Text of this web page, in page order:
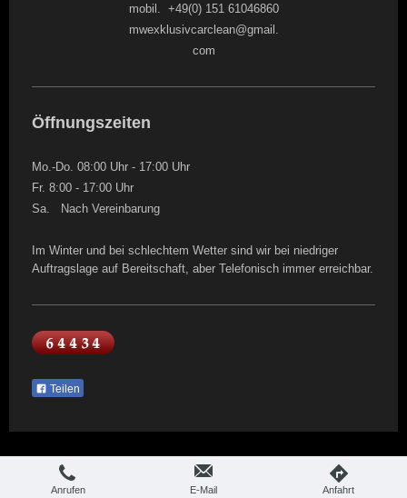
mobil. +49(0) 151 61046860
mwexklusivcarclean@gmail.
com
Öffnungszeiten
Mo.-Do. 08:00 Uhr - 17:00 Uhr
Fr. 8:00 - 17:00 Uhr
Sa. Nach Vereinbarung
Im Winter und bei schlechtem Wetter sind wir bei niedriger
Auftragslage auf Bereitschaft, aber Telefonisch immer erreichbar.
Teilen
Druckversion Webansicht
Anrufen E-Mail Anfahrt